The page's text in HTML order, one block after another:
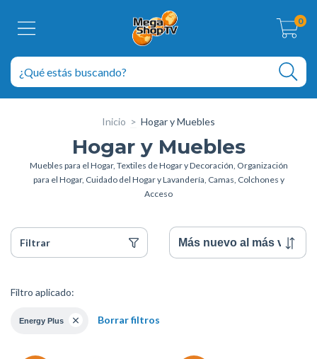
0
Inicio > Hogar y Muebles
Hogar y Muebles
Muebles para el Hogar, Textiles de Hogar y Decoración, Organización
para el Hogar, Cuidado del Hogar y Lavandería, Camas, Colchones y
Acceso
Filtrar
Filtro aplicado:
Energy Plus Borrar filtros